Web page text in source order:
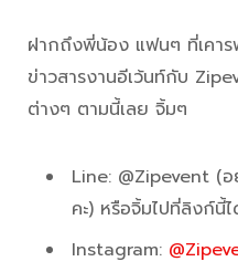
ฝากถึงพี่น้อง แฟนๆ ที่เคา
ข่าวสารงานอีเว้นท์กับ
ต่างๆ ตามนี้เลย จิ้มๆ
Line: @Zipevent (
คะ) หรือจิ้มไปที่ลิงก์นี้ไ
Instagram: